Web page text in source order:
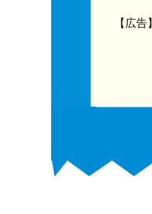
【広告】